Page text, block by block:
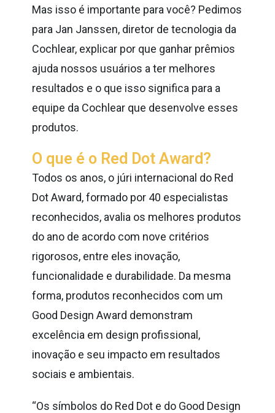
Mas isso é importante para você? Pedimos
para Jan Janssen, diretor de tecnologia da
Cochlear, explicar por que ganhar prêmios
ajuda nossos usuários a ter melhores
resultados e o que isso significa para a
equipe da Cochlear que desenvolve esses
produtos.
O que é o Red Dot Award?
Todos os anos, o júri internacional do Red
Dot Award, formado por 40 especialistas
reconhecidos, avalia os melhores produtos
do ano de acordo com nove critérios
rigorosos, entre eles inovação,
funcionalidade e durabilidade. Da mesma
forma, produtos reconhecidos com um
Good Design Award demonstram
excelência em design profissional,
inovação e seu impacto em resultados
sociais e ambientais.
“Os símbolos do Red Dot e do Good Design